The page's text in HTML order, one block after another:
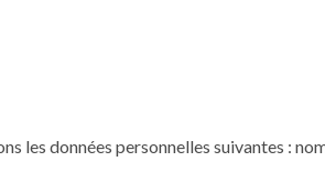
les données personnelles suivantes :